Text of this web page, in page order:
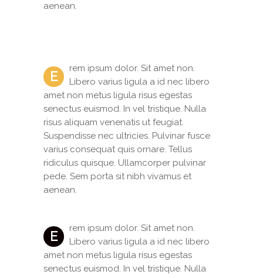
aenean.
E
rem ipsum dolor. Sit amet non.
Libero varius ligula a id nec libero
amet non metus ligula risus egestas
senectus euismod. In vel tristique. Nulla
risus aliquam venenatis ut feugiat.
Suspendisse nec ultricies. Pulvinar fusce
varius consequat quis ornare. Tellus
ridiculus quisque. Ullamcorper pulvinar
pede. Sem porta sit nibh vivamus et
aenean.
E
rem ipsum dolor. Sit amet non.
Libero varius ligula a id nec libero
amet non metus ligula risus egestas
senectus euismod. In vel tristique. Nulla